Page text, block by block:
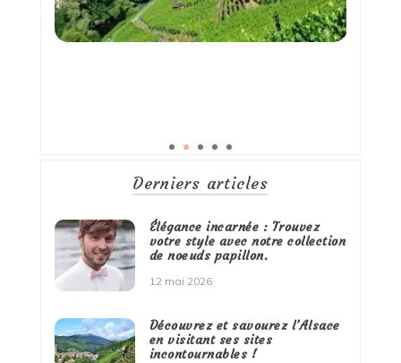
Derniers articles
Élégance incarnée : Trouvez
votre style avec notre collection
de noeuds papillon.
12 mai 2026
Découvrez et savourez l’Alsace
en visitant ses sites
incontournables !